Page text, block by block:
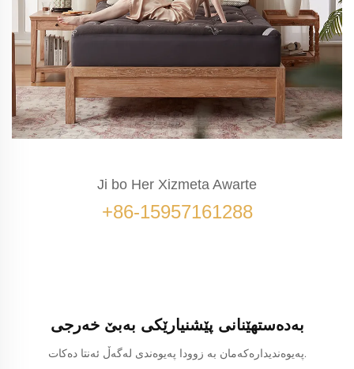
Ji bo Her Xizmeta Awarte
+86-15957161288
بەدەستهێنانی پێشنیارێکی بەبێ خەرجی
پەیوەندیدارەکەمان بە زوودا پەیوەندی لەگەڵ ئەنتا دەکات.